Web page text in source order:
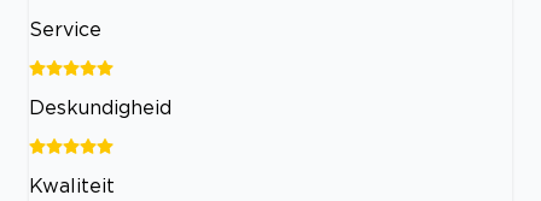
Service
Deskundigheid
Kwaliteit